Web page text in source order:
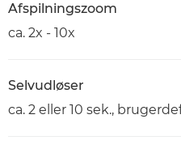
Afspilningszoom
ca. 2x - 10x
Selvudløser
ca. 2 eller 10 sek.,